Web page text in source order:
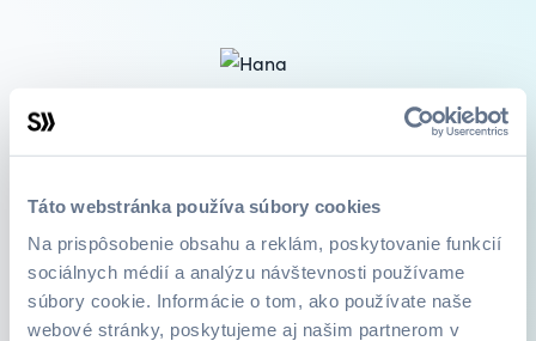
Táto webstránka používa súbory cookies
Na prispôsobenie obsahu a reklám, poskytovanie funkcií
sociálnych médií a analýzu návštevnosti používame
súbory cookie. Informácie o tom, ako používate naše
webové stránky, poskytujeme aj našim partnerom v
Hana Březinová
Kurzy 1 O mne